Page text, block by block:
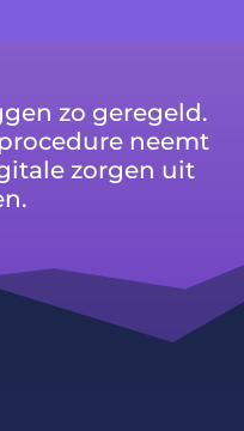
zo geregeld.
neemt
zorgen uit